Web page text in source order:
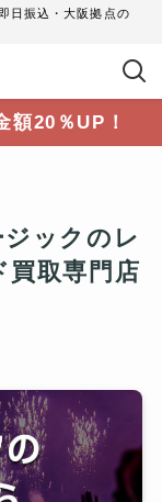
日振込・大阪拠点の
額20％UP！
ジックのレ
買取専門店